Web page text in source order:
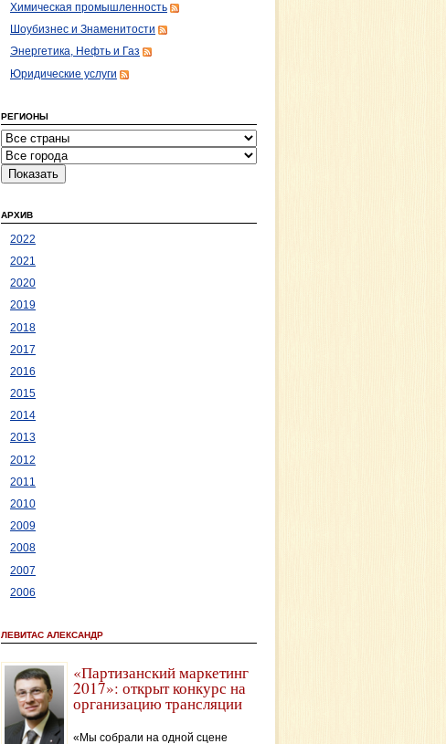
Химическая промышленность
Шоубизнес и Знаменитости
Энергетика, Нефть и Газ
Юридические услуги
РЕГИОНЫ
АРХИВ
2022
2021
2020
2019
2018
2017
2016
2015
2014
2013
2012
2011
2010
2009
2008
2007
2006
ЛЕВИТАС АЛЕКСАНДР
«Партизанский маркетинг
2017»: открыт конкурс на
организацию трансляции
«Мы собрали на одной сцене